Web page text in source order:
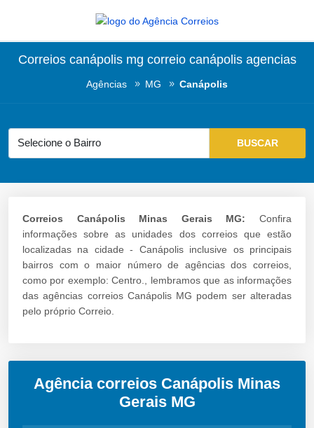
Correios canápolis mg correio canápolis agencias
Agências MG Canápolis
Correios Canápolis Minas Gerais MG: Confira
informações sobre as unidades dos correios que estão
localizadas na cidade - Canápolis inclusive os principais
bairros com o maior número de agências dos correios,
como por exemplo: Centro., lembramos que as informações
das agências correios Canápolis MG podem ser alteradas
pelo próprio Correio.
Agência correios Canápolis Minas
Gerais MG